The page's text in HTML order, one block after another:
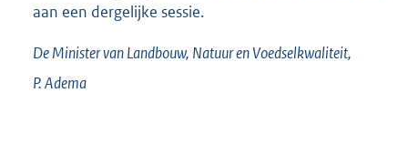
aan een dergelijke sessie.
De Minister van Landbouw, Natuur en Voedselkwaliteit,
P.Adema